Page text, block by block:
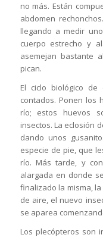
no más. Están
abdomen
llegando a medir
cuerpo estrecho y
asemejan bastante
pican.
El ciclo biológico
contados. Ponen los
río; estos huevos
insectos. La eclosión
dando unos
especie de pie, que
río. Más tarde, y
alargada en donde
finalizado la misma,
de aire, el nuevo
se aparea
Los plecópteros son